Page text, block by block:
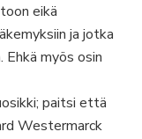
eikä
ja jotka
Ehkä myös osin
paitsi että
Westermarck